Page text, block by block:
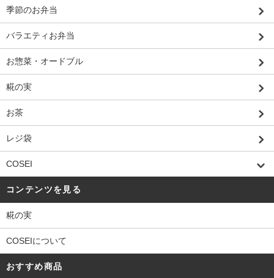
季節のお弁当
バラエティお弁当
お惣菜・オードブル
糀の実
お茶
レジ袋
COSEI
コンテンツを見る
糀の実
COSEIについて
おすすめ商品